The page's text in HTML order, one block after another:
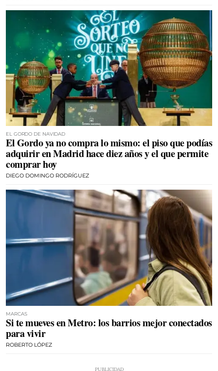
EL GORDO DE NAVIDAD
El Gordo ya no compra lo mismo: el piso que podías
adquirir en Madrid hace diez años y el que permite
comprar hoy
DIEGO DOMINGO RODRÍGUEZ
MARCAS
Si te mueves en Metro: los barrios mejor conectados
para vivir
ROBERTO LÓPEZ